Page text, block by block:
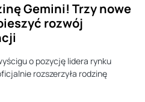
Gemini! Trzy nowe
rozwój
o pozycję lidera rynku
rozszerzyła rodzinę